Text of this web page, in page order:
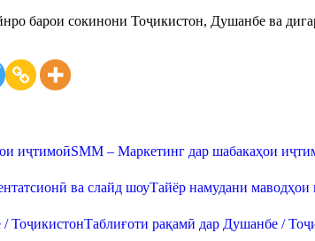
барои сокинони Тоҷикистон, Душанбе ва
SMM – Маркетинг дар шабакаҳои
Тайёр намудани маводҳои
Таблиғоти рақамӣ дар Душанбе /